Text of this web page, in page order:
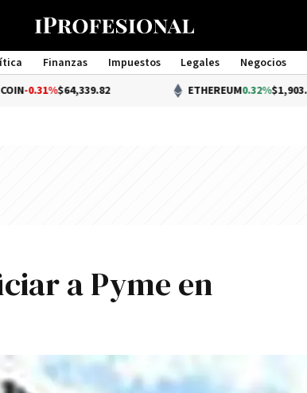
Finanzas Impuestos Legales Negocios
Management
ETHEREUM0.32%$1,903.60
a Pyme en